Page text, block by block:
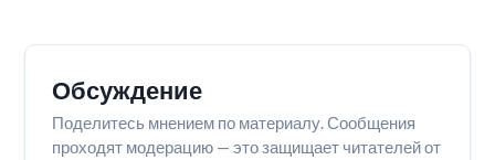
Обсуждение
Поделитесь мнением по материалу. Сообщения
проходят модерацию — это защищает читателей от